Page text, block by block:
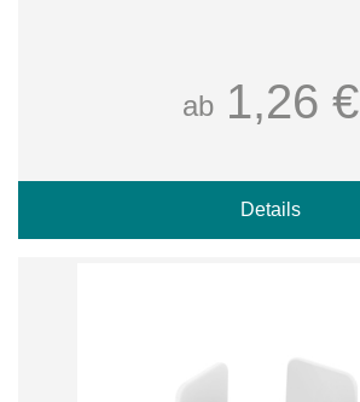
ab 1,26 €
Details